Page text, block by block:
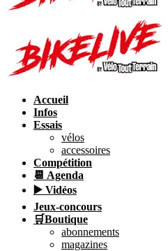
Accueil
Infos
Essais
vélos
accessoires
Compétition
📆 Agenda
▶️ Vidéos
Jeux-concours
🛒Boutique
abonnements
magazines